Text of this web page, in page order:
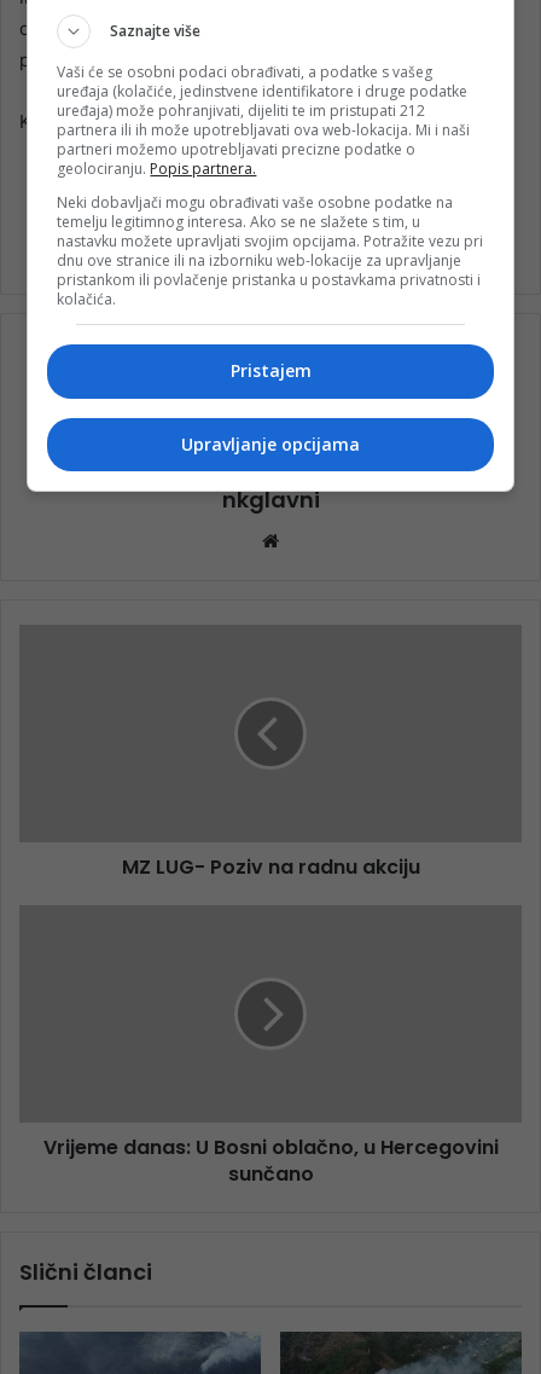
danas završava zbog čega će izricanje presude biti
prenošeno uživo na YouTubeu Suda BiH.
Klix/Novikonjic
Dženan Memić
nkglavni
MZ LUG- Poziv na radnu akciju
Vrijeme danas: U Bosni oblačno, u Hercegovini
sunčano
Slični članci
Saznajte više
Vaši će se osobni podaci obrađivati, a podatke s vašeg
uređaja (kolačiće, jedinstvene identifikatore i druge podatke
uređaja) može pohranjivati, dijeliti te im pristupati 212
partnera ili ih može upotrebljavati ova web-lokacija. Mi i naši
partneri možemo upotrebljavati precizne podatke o
geolociranju. Popis partnera.
Neki dobavljači mogu obrađivati vaše osobne podatke na
temelju legitimnog interesa. Ako se ne slažete s tim, u
nastavku možete upravljati svojim opcijama. Potražite vezu pri
dnu ove stranice ili na izborniku web-lokacije za upravljanje
pristankom ili povlačenje pristanka u postavkama privatnosti i
kolačića.
Pristajem
Upravljanje opcijama